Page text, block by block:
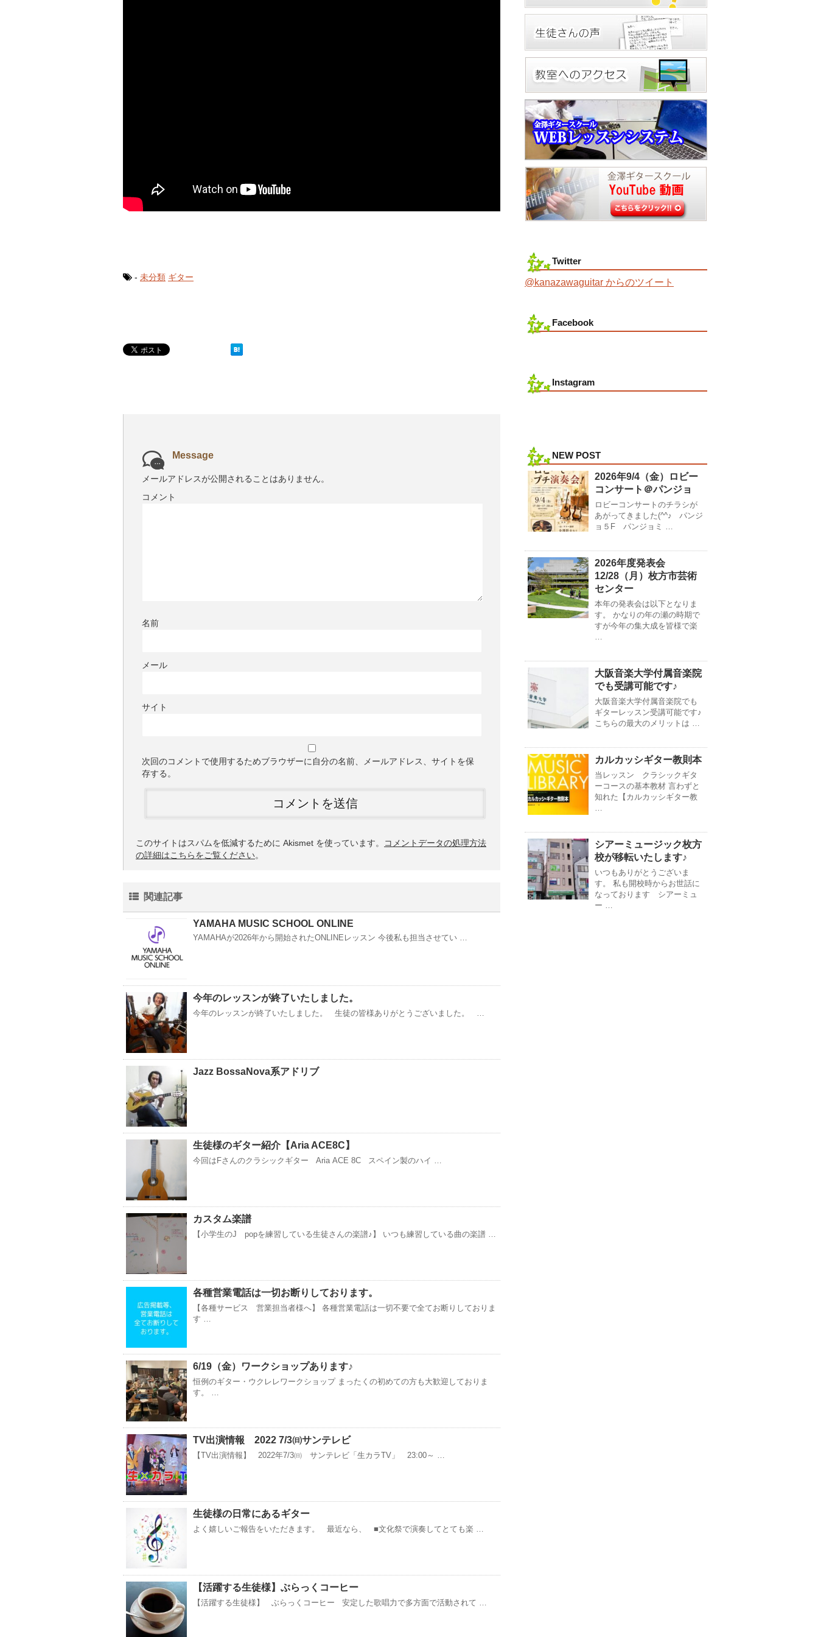
- 未分類 ギター
Message
メールアドレスが公開されることはありません。
コメント
名前
メール
サイト
次回のコメントで使用するためブラウザーに自分の名前、メールアドレス、サイトを保
存する。
このサイトはスパムを低減するために Akismet を使っています。
コメントデータの処理方法
の詳細はこちらをご覧ください。
関連記事
YAMAHA MUSIC SCHOOL ONLINE
YAMAHAが2026年から開始されたONLINEレッスン 今後私も担当させてい …
今年のレッスンが終了いたしました。
今年のレッスンが終了いたしました。 生徒の皆様ありがとうございました。 …
Jazz BossaNova系アドリブ
生徒様のギター紹介【Aria ACE8C】
今回はFさんのクラシックギター Aria ACE 8C スペイン製のハイ …
カスタム楽譜
【小学生のJ popを練習している生徒さんの楽譜♪】 いつも練習している曲の楽譜 …
各種営業電話は一切お断りしております。
【各種サービス 営業担当者様へ】 各種営業電話は一切不要で全てお断りしておりま
す …
6/19（金）ワークショップあります♪
恒例のギター・ウクレレワークショップ まったくの初めての方も大歓迎しておりま
す。 …
TV出演情報 2022 7/3㈰サンテレビ
【TV出演情報】 2022年7/3㈰ サンテレビ「生カラTV」 23:00～ …
生徒様の日常にあるギター
よく嬉しいご報告をいただきます。 最近なら、 ■文化祭で演奏してとても楽 …
【活躍する生徒様】ぶらっくコーヒー
【活躍する生徒様】 ぶらっくコーヒー 安定した歌唱力で多方面で活動されて …
Twitter
@kanazawaguitar からのツイート
Facebook
Instagram
NEW POST
2026年9/4（金）ロビー
コンサート＠パンジョ
ロビーコンサートのチラシが
あがってきました(^^♪ パンジ
ョ５F パンジョミ …
2026年度発表会
12/28（月）枚方市芸術
センター
本年の発表会は以下となりま
す。 かなりの年の瀬の時期で
すが今年の集大成を皆様で楽
…
大阪音楽大学付属音楽院
でも受講可能です♪
大阪音楽大学付属音楽院でも
ギターレッスン受講可能です♪
こちらの最大のメリットは …
カルカッシギター教則本
当レッスン クラシックギタ
ーコースの基本教材 言わずと
知れた【カルカッシギター教
…
シアーミュージック枚方
校が移転いたします♪
いつもありがとうございま
す。 私も開校時からお世話に
なっております シアーミュ
ー …